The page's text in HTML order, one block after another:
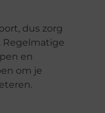
dus zorg
Regelmatige
en
om je